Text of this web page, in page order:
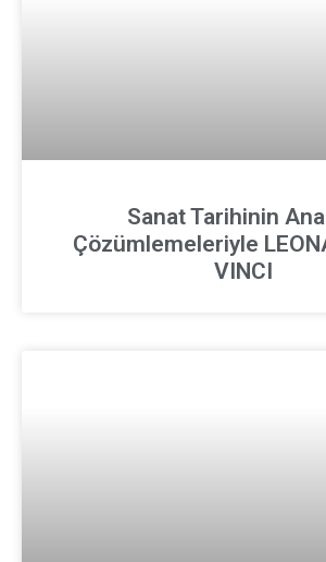
Sanat Tarihinin
Çözümlemeleriyle
VINCI